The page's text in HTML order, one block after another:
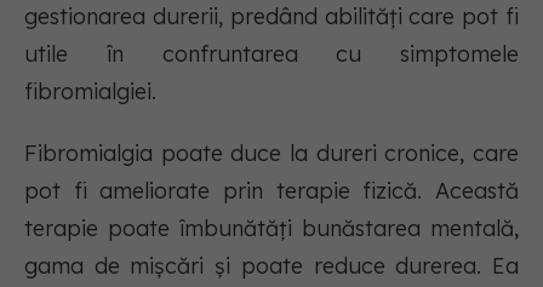
gestionarea durerii, predând abilități care pot fi
utile în confruntarea cu simptomele
fibromialgiei.
Fibromialgia poate duce la dureri cronice, care
pot fi ameliorate prin terapie fizică. Această
terapie poate îmbunătăți bunăstarea mentală,
gama de mișcări și poate reduce durerea. Ea